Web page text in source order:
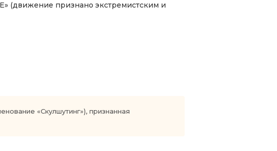
(движение признано экстремистским и
«Скулшутинг»), признанная